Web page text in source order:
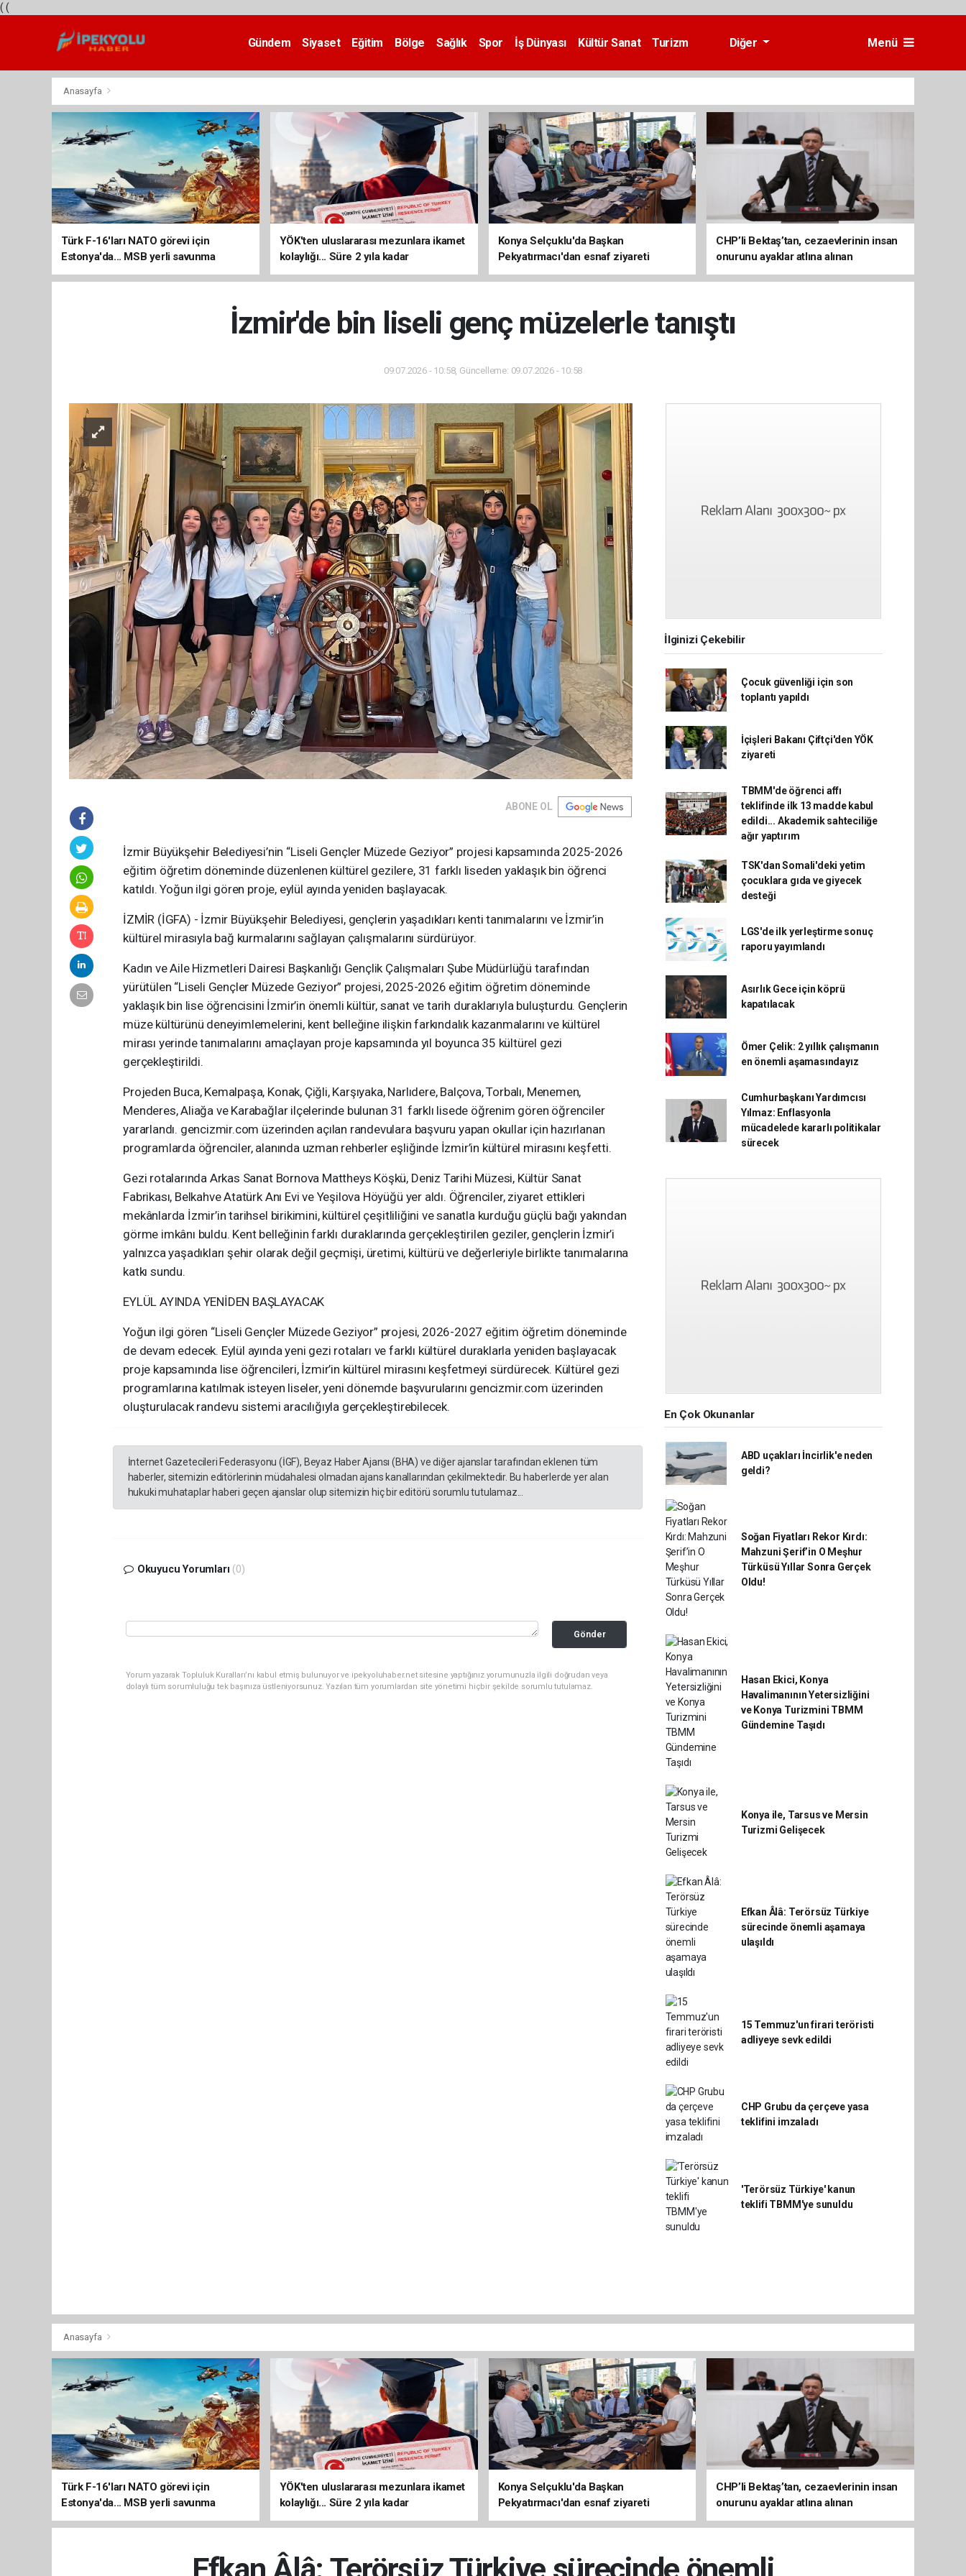
( (
Gündem Siyaset Eğitim Bölge Sağlık Spor İş Dünyası Kültür Sanat
Turizm
Diğer Menü
Anasayfa
Türk F-16'ları NATO görevi için
Estonya'da... MSB yerli savunma
sistemleriyle güçleniyor
YÖK'ten uluslararası mezunlara ikamet
kolaylığı... Süre 2 yıla kadar
uzatılabilecek
Konya Selçuklu'da Başkan
Pekyatırmacı'dan esnaf ziyareti
CHP’li Bektaş’tan, cezaevlerinin insan
onurunu ayaklar atlına alınan
mekânlara dönüşmesine tepki
İzmir'de bin liseli genç müzelerle tanıştı
09.07.2026 - 10:58, Güncelleme: 09.07.2026 - 10:58
ABONE OL
İzmir Büyükşehir Belediyesi’nin “Liseli Gençler Müzede Geziyor” projesi kapsamında 2025-2026
eğitim öğretim döneminde düzenlenen kültürel gezilere, 31 farklı liseden yaklaşık bin öğrenci
katıldı. Yoğun ilgi gören proje, eylül ayında yeniden başlayacak.
İZMİR (İGFA) - İzmir Büyükşehir Belediyesi, gençlerin yaşadıkları kenti tanımalarını ve İzmir’in
kültürel mirasıyla bağ kurmalarını sağlayan çalışmalarını sürdürüyor.
Kadın ve Aile Hizmetleri Dairesi Başkanlığı Gençlik Çalışmaları Şube Müdürlüğü tarafından
yürütülen “Liseli Gençler Müzede Geziyor” projesi, 2025-2026 eğitim öğretim döneminde
yaklaşık bin lise öğrencisini İzmir’in önemli kültür, sanat ve tarih duraklarıyla buluşturdu. Gençlerin
müze kültürünü deneyimlemelerini, kent belleğine ilişkin farkındalık kazanmalarını ve kültürel
mirası yerinde tanımalarını amaçlayan proje kapsamında yıl boyunca 35 kültürel gezi
gerçekleştirildi.
Projeden Buca, Kemalpaşa, Konak, Çiğli, Karşıyaka, Narlıdere, Balçova, Torbalı, Menemen,
Menderes, Aliağa ve Karabağlar ilçelerinde bulunan 31 farklı lisede öğrenim gören öğrenciler
yararlandı. gencizmir.com üzerinden açılan randevulara başvuru yapan okullar için hazırlanan
programlarda öğrenciler, alanında uzman rehberler eşliğinde İzmir’in kültürel mirasını keşfetti.
Gezi rotalarında Arkas Sanat Bornova Mattheys Köşkü, Deniz Tarihi Müzesi, Kültür Sanat
Fabrikası, Belkahve Atatürk Anı Evi ve Yeşilova Höyüğü yer aldı. Öğrenciler, ziyaret ettikleri
mekânlarda İzmir’in tarihsel birikimini, kültürel çeşitliliğini ve sanatla kurduğu güçlü bağı yakından
görme imkânı buldu. Kent belleğinin farklı duraklarında gerçekleştirilen geziler, gençlerin İzmir’i
yalnızca yaşadıkları şehir olarak değil geçmişi, üretimi, kültürü ve değerleriyle birlikte tanımalarına
katkı sundu.
EYLÜL AYINDA YENİDEN BAŞLAYACAK
Yoğun ilgi gören “Liseli Gençler Müzede Geziyor” projesi, 2026-2027 eğitim öğretim döneminde
de devam edecek. Eylül ayında yeni gezi rotaları ve farklı kültürel duraklarla yeniden başlayacak
proje kapsamında lise öğrencileri, İzmir’in kültürel mirasını keşfetmeyi sürdürecek. Kültürel gezi
programlarına katılmak isteyen liseler, yeni dönemde başvurularını gencizmir.com üzerinden
oluşturulacak randevu sistemi aracılığıyla gerçekleştirebilecek.
İnternet Gazetecileri Federasyonu (İGF), Beyaz Haber Ajansı (BHA) ve diğer ajanslar tarafından eklenen tüm
haberler, sitemizin editörlerinin müdahalesi olmadan ajans kanallarından çekilmektedir. Bu haberlerde yer alan
hukuki muhataplar haberi geçen ajanslar olup sitemizin hiç bir editörü sorumlu tutulamaz...
Okuyucu Yorumları (0)
Gönder
Yorum yazarak Topluluk Kuralları’nı kabul etmiş bulunuyor ve ipekyoluhaber.net sitesine yaptığınız yorumunuzla ilgili doğrudan veya
dolaylı tüm sorumluluğu tek başınıza üstleniyorsunuz. Yazılan tüm yorumlardan site yönetimi hiçbir şekilde sorumlu tutulamaz.
İlginizi Çekebilir
Çocuk güvenliği için son
toplantı yapıldı
İçişleri Bakanı Çiftçi'den YÖK
ziyareti
TBMM'de öğrenci affı
teklifinde ilk 13 madde kabul
edildi... Akademik sahteciliğe
ağır yaptırım
TSK'dan Somali'deki yetim
çocuklara gıda ve giyecek
desteği
LGS'de ilk yerleştirme sonuç
raporu yayımlandı
Asırlık Gece için köprü
kapatılacak
Ömer Çelik: 2 yıllık çalışmanın
en önemli aşamasındayız
Cumhurbaşkanı Yardımcısı
Yılmaz: Enflasyonla
mücadelede kararlı politikalar
sürecek
En Çok Okunanlar
ABD uçakları İncirlik'e neden
geldi?
Soğan Fiyatları Rekor Kırdı:
Mahzuni Şerif’in O Meşhur
Türküsü Yıllar Sonra Gerçek
Oldu!
Hasan Ekici, Konya
Havalimanının Yetersizliğini
ve Konya Turizmini TBMM
Gündemine Taşıdı
Konya ile, Tarsus ve Mersin
Turizmi Gelişecek
Efkan Âlâ: Terörsüz Türkiye
sürecinde önemli aşamaya
ulaşıldı
15 Temmuz'un firari teröristi
adliyeye sevk edildi
CHP Grubu da çerçeve yasa
teklifini imzaladı
'Terörsüz Türkiye' kanun
teklifi TBMM'ye sunuldu
Anasayfa
Türk F-16'ları NATO görevi için
Estonya'da... MSB yerli savunma
sistemleriyle güçleniyor
YÖK'ten uluslararası mezunlara ikamet
kolaylığı... Süre 2 yıla kadar
uzatılabilecek
Konya Selçuklu'da Başkan
Pekyatırmacı'dan esnaf ziyareti
CHP’li Bektaş’tan, cezaevlerinin insan
onurunu ayaklar atlına alınan
mekânlara dönüşmesine tepki
Efkan Âlâ: Terörsüz Türkiye sürecinde önemli